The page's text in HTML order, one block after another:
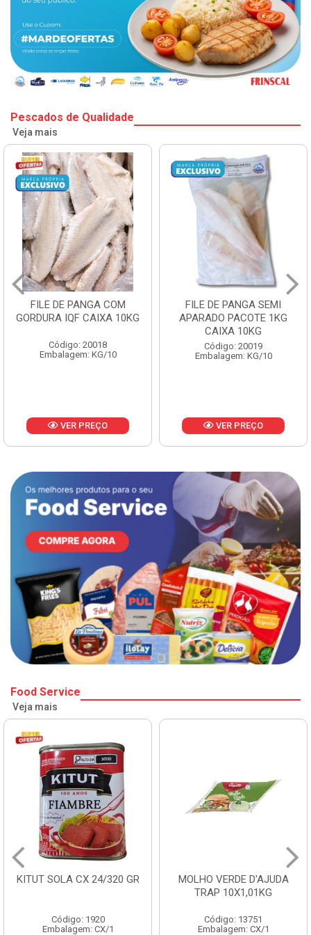
Pescados de Qualidade
Veja mais
FILE DE PANGA SEMI
APARADO PACOTE 1KG
Código: 20019
Embalagem: KG/10
VER PREÇO
POLACA DESFIADA
PESCAMARES PCT5KG
CX10KG
Código: 20161
Embalagem: KG/10
VER PREÇO
Food Service
Veja mais
MOLHO VERDE D'AJUDA
Código: 13751
Embalagem: CX/1
FRUTAS CRISTALIZADAS
CX 10KG
Código: 1785
Embalagem: KG/10